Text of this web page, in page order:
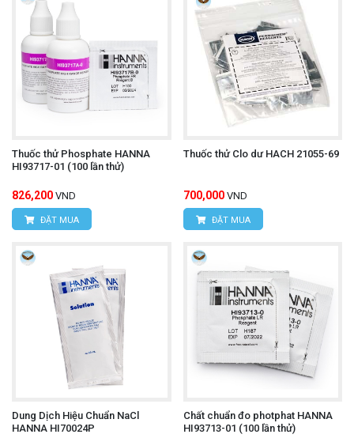
Thuốc thử Phosphate HANNA
HI93717-01 (100 lần thử)
826,200 VND
ĐẶT MUA
Thuốc thử Clo dư HACH 21055-69
700,000 VND
ĐẶT MUA
Dung Dịch Hiệu Chuẩn NaCl
HANNA HI70024P
Chất chuẩn đo photphat HANNA
HI93713-01 (100 lần thử)